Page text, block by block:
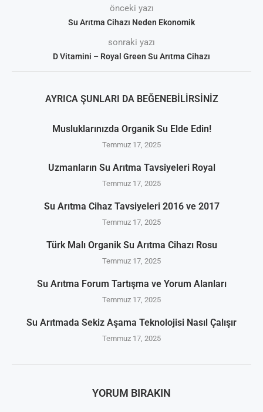
önceki yazı
Su Arıtma Cihazı Neden Ekonomik
sonraki yazı
D Vitamini – Royal Green Su Arıtma Cihazı
AYRICA ŞUNLARI DA BEĞENEBILIRSINIZ
Musluklarınızda Organik Su Elde Edin!
Temmuz 17, 2025
Uzmanların Su Arıtma Tavsiyeleri Royal
Temmuz 17, 2025
Su Arıtma Cihaz Tavsiyeleri 2016 ve 2017
Temmuz 17, 2025
Türk Malı Organik Su Arıtma Cihazı Rosu
Temmuz 17, 2025
Su Arıtma Forum Tartışma ve Yorum Alanları
Temmuz 17, 2025
Su Arıtmada Sekiz Aşama Teknolojisi Nasıl Çalışır
Temmuz 17, 2025
YORUM BIRAKIN